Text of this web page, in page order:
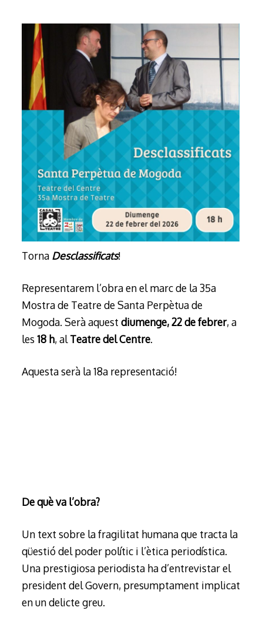
Torna Desclassificats!
Representarem l’obra en el marc de la 35a
Mostra de Teatre de Santa Perpètua de
Mogoda. Serà aquest diumenge, 22 de febrer, a
les 18 h, alTeatre del Centre.
Aquesta serà la 18a representació!
De què va l’obra?
Un text sobre la fragilitat humana que tracta la
qüestió del poder polític i l’ètica periodística.
Una prestigiosa periodista ha d’entrevistar el
president del Govern, presumptament implicat
en un delicte greu.